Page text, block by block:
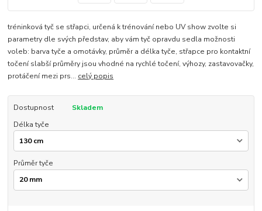
tréninková tyč se střapci, určená k trénování nebo UV show zvolte si
parametry dle svých představ, aby vám tyč opravdu sedla možnosti
voleb: barva tyče a omotávky, průměr a délka tyče, střapce pro kontaktní
točení slabší průměry jsou vhodné na rychlé točení, výhozy, zastavovačky,
protáčení mezi prs... celý popis
Dostupnost
Skladem
Délka tyče
Průměr tyče